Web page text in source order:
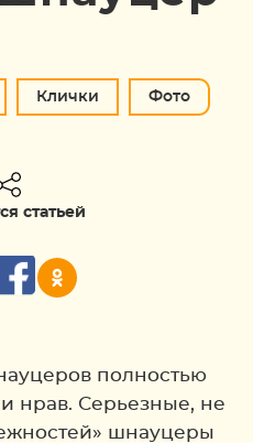
Клички Фото
статьей
полностью
нрав. Серьезные, не
шнауцеры